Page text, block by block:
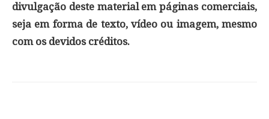
divulgação deste material em páginas comerciais,
seja em forma de texto, vídeo ou imagem, mesmo
com os devidos créditos.